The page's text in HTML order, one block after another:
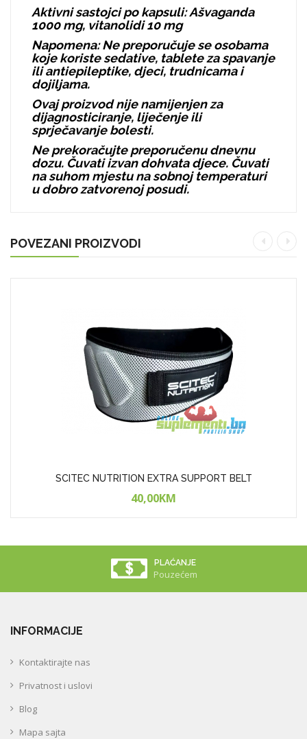
Aktivni sastojci po kapsuli: Ašvaganda
1000 mg, vitanolidi 10 mg
Napomena: Ne preporučuje se osobama
koje koriste sedative, tablete za spavanje
ili antiepileptike, djeci, trudnicama i
dojiljama.
Ovaj proizvod nije namijenjen za
dijagnosticiranje, liječenje ili
sprječavanje bolesti.
Ne prekoračujte preporučenu dnevnu
dozu. Čuvati izvan dohvata djece. Čuvati
na suhom mjestu na sobnoj temperaturi
u dobro zatvorenoj posudi.
POVEZANI PROIZVODI
SCITEC NUTRITION EXTRA SUPPORT BELT
40,00KM
PLAĆANJE
Pouzećem
INFORMACIJE
Kontaktirajte nas
Privatnost i uslovi
Blog
Mapa sajta